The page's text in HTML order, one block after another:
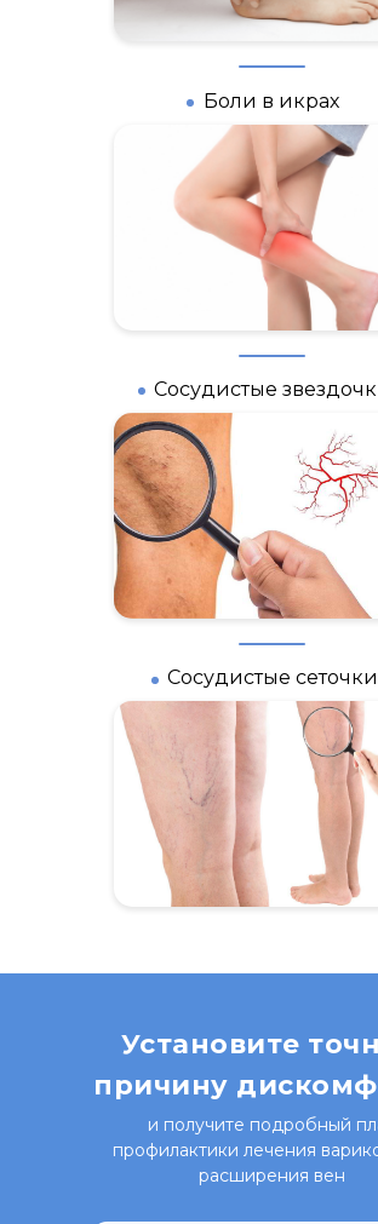
Сосудистые сеточки
Боли в икрах
Сосудистые
Установите
причину
и получите подробный
профилактики лечения
расширения вен